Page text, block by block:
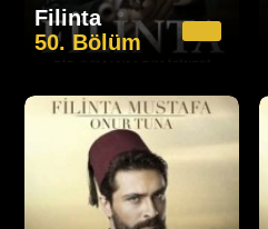
Filinta
50. Bölüm